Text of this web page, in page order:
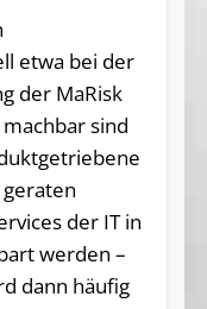
etwa bei der
der MaRisk
sind
der IT in
werden –
dann häufig